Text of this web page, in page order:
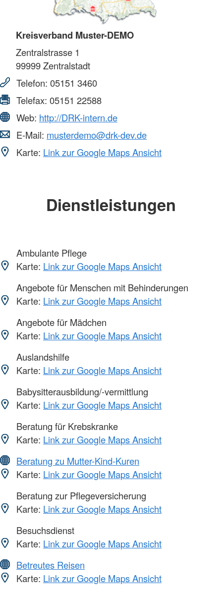
Kreisverband Muster-DEMO
Zentralstrasse 1
99999Zentralstadt
Telefon: 05151 3460
Telefax: 05151 22588
Web: http://DRK-intern.de
E-Mail: musterdemo@drk-dev.de
Karte: Link zur Google Maps Ansicht
Dienstleistungen
Ambulante Pflege
Karte: Link zur Google Maps Ansicht
Angebote für Menschen mit Behinderungen
Karte: Link zur Google Maps Ansicht
Angebote für Mädchen
Karte: Link zur Google Maps Ansicht
Auslandshilfe
Karte: Link zur Google Maps Ansicht
Babysitterausbildung/-vermittlung
Karte: Link zur Google Maps Ansicht
Beratung für Krebskranke
Karte: Link zur Google Maps Ansicht
Beratung zu Mutter-Kind-Kuren
Karte: Link zur Google Maps Ansicht
Beratung zur Pflegeversicherung
Karte: Link zur Google Maps Ansicht
Besuchsdienst
Karte: Link zur Google Maps Ansicht
Betreutes Reisen
Karte: Link zur Google Maps Ansicht